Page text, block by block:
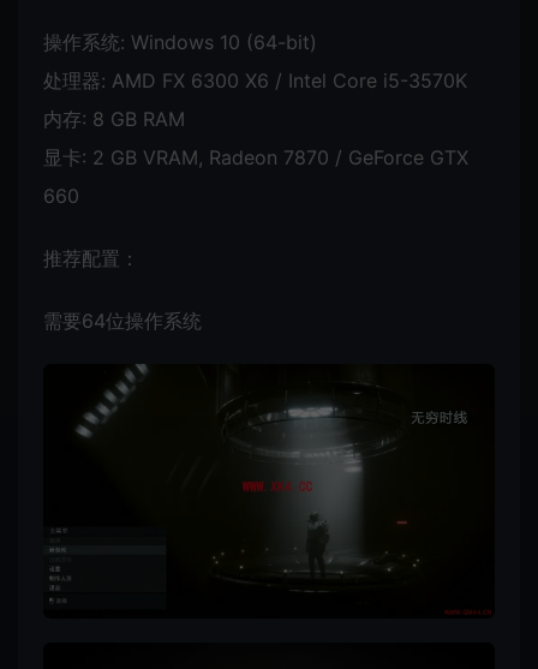
操作系统: Windows 10 (64-bit)
处理器: AMD FX 6300 X6 / Intel Core i5-3570K
内存: 8 GB RAM
显卡: 2 GB VRAM, Radeon 7870 / GeForce GTX
660
推荐配置：
需要64位操作系统